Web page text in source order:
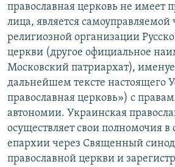
православная церковь не имеет
лица, является самоуправляемой
религиозной организации
церкви (другое официальное
Московский патриархат),
дальнейшем тексте настоящего
православная церковь») с
автономии. Украинская
осуществляет свои полномочия
епархии через Священный
православной церкви и